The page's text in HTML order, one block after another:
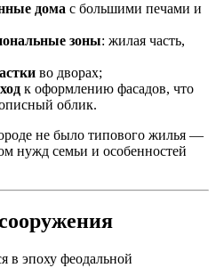
дома с большими печами и
зоны: жилая часть,
во дворах;
к оформлению фасадов, что
облик.
не было типового жилья —
нужд семьи и особенностей
в эпоху феодальной